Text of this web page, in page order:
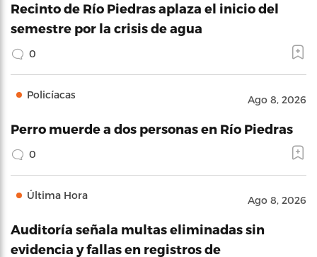
Recinto de Río Piedras aplaza el inicio del
semestre por la crisis de agua
0
Policíacas Ago 8, 2026
Perro muerde a dos personas en Río Piedras
0
Última Hora Ago 8, 2026
Auditoría señala multas eliminadas sin
evidencia y fallas en registros de